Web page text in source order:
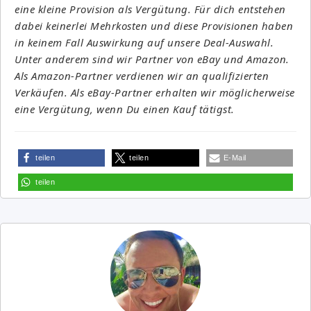
eine kleine Provision als Vergütung. Für dich entstehen
dabei keinerlei Mehrkosten und diese Provisionen haben
in keinem Fall Auswirkung auf unsere Deal-Auswahl.
Unter anderem sind wir Partner von eBay und Amazon.
Als Amazon-Partner verdienen wir an qualifizierten
Verkäufen. Als eBay-Partner erhalten wir möglicherweise
eine Vergütung, wenn Du einen Kauf tätigst.
teilen teilen E-Mail
teilen